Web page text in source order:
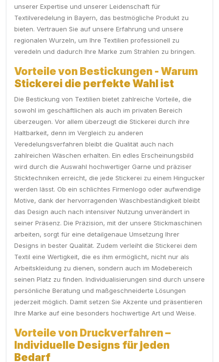
unserer Expertise und unserer Leidenschaft für
Textilveredelung in Bayern, das bestmögliche Produkt zu
bieten. Vertrauen Sie auf unsere Erfahrung und unsere
regionalen Wurzeln, um Ihre Textilien professionell zu
veredeln und dadurch Ihre Marke zum Strahlen zu bringen.
Vorteile von Bestickungen - Warum
Stickerei die perfekte Wahl ist
Die Bestickung von Textilien bietet zahlreiche Vorteile, die
sowohl im geschäftlichen als auch im privaten Bereich
überzeugen. Vor allem überzeugt die Stickerei durch ihre
Haltbarkeit, denn im Vergleich zu anderen
Veredelungsverfahren bleibt die Qualität auch nach
zahlreichen Wäschen erhalten. Ein edles Erscheinungsbild
wird durch die Auswahl hochwertiger Garne und präziser
Sticktechniken erreicht, die jede Stickerei zu einem Hingucker
werden lässt. Ob ein schlichtes Firmenlogo oder aufwendige
Motive, dank der hervorragenden Waschbeständigkeit bleibt
das Design auch nach intensiver Nutzung unverändert in
seiner Präsenz. Die Präzision, mit der unsere Stickmaschinen
arbeiten, sorgt für eine detailgenaue Umsetzung Ihrer
Designs in bester Qualität. Zudem verleiht die Stickerei dem
Textil eine Wertigkeit, die es ihm ermöglicht, nicht nur als
Arbeitskleidung zu dienen, sondern auch im Modebereich
seinen Platz zu finden. Individualisierungen sind durch unsere
persönliche Beratung und maßgeschneiderte Lösungen
jederzeit möglich. Damit setzen Sie Akzente und präsentieren
Ihre Marke auf eine besonders hochwertige Art und Weise.
Vorteile von Druckverfahren –
Individuelle Designs für jeden
Bedarf